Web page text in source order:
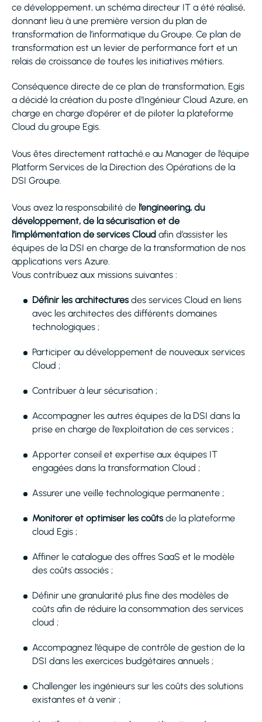
ce développement, un schéma directeur IT a été réalisé,
donnant lieu à une première version du plan de
transformation de l’informatique du Groupe. Ce plan de
transformation est un levier de performance fort et un
relais de croissance de toutes les initiatives métiers.
Conséquence directe de ce plan de transformation, Egis
a décidé la création du poste d’Ingénieur Cloud Azure, en
charge en charge d’opérer et de piloter la plateforme
Cloud du groupe Egis.
Vous êtes directement rattaché.e au Manager de l’équipe
Platform Services de la Direction des Opérations de la
DSI Groupe.
Vous avez la responsabilité de l’engineering, du
développement, de la sécurisation et de
l’implémentation de services Cloud afin d’assister les
équipes de la DSI en charge de la transformation de nos
applications vers Azure.
Vous contribuez aux missions suivantes :
Définir les architectures des services Cloud en liens
avec les architectes des différents domaines
technologiques ;
Participer au développement de nouveaux services
Cloud ;
Contribuer à leur sécurisation ;
Accompagner les autres équipes de la DSI dans la
prise en charge de l’exploitation de ces services ;
Apporter conseil et expertise aux équipes IT
engagées dans la transformation Cloud ;
Assurer une veille technologique permanente ;
Monitorer et optimiser les coûts de la plateforme
cloud Egis ;
Affiner le catalogue des offres SaaS et le modèle
des coûts associés ;
Définir une granularité plus fine des modèles de
coûts afin de réduire la consommation des services
cloud ;
Accompagnez l’équipe de contrôle de gestion de la
DSI dans les exercices budgétaires annuels ;
Challenger les ingénieurs sur les coûts des solutions
existantes et à venir ;